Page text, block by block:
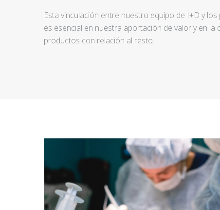
Esta vinculación entre nuestro equipo de I+D y
es esencial en nuestra aportación de valor y en la
productos con relación al resto.